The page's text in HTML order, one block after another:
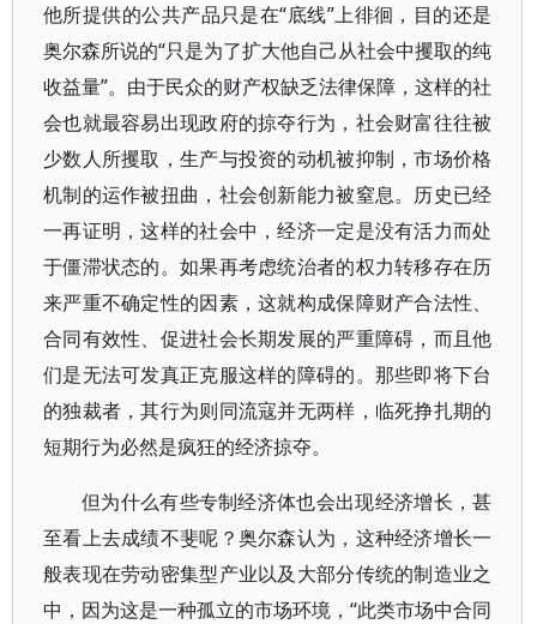
他所提供的公共产品只是在“底线”上徘徊，目的还是
奥尔森所说的“只是为了扩大他自己从社会中攫取的纯
收益量”。由于民众的财产权缺乏法律保障，这样的社
会也就最容易出现政府的掠夺行为，社会财富往往被
少数人所攫取，生产与投资的动机被抑制，市场价格
机制的运作被扭曲，社会创新能力被窒息。历史已经
一再证明，这样的社会中，经济一定是没有活力而处
于僵滞状态的。如果再考虑统治者的权力转移存在历
来严重不确定性的因素，这就构成保障财产合法性、
合同有效性、促进社会长期发展的严重障碍，而且他
们是无法可发真正克服这样的障碍的。那些即将下台
的独裁者，其行为则同流寇并无两样，临死挣扎期的
短期行为必然是疯狂的经济掠夺。
但为什么有些专制经济体也会出现经济增长，甚
至看上去成绩不斐呢？奥尔森认为，这种经济增长一
般表现在劳动密集型产业以及大部分传统的制造业之
中，因为这是一种孤立的市场环境，“此类市场中合同